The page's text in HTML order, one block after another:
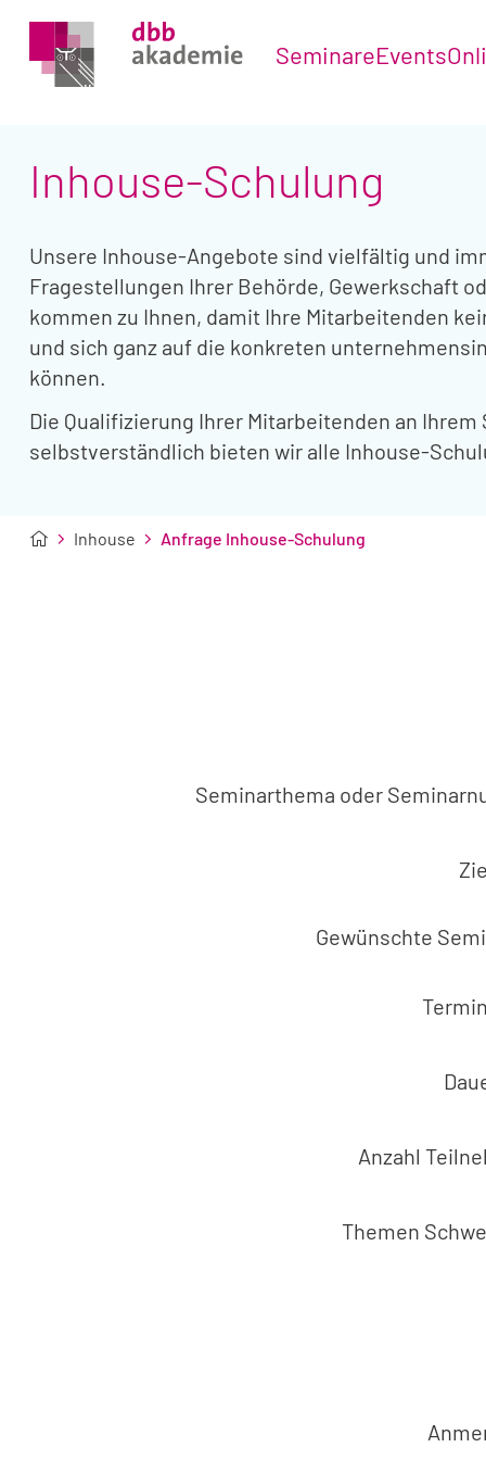
SeminareEvents
Inhouse-Schulung
Unsere Inhouse-Angebote sind vielfältig und
Fragestellungen Ihrer Behörde, Gewerkschaft
kommen zu Ihnen, damit Ihre Mitarbeitenden
und sich ganz auf die konkreten
können.
Die Qualifizierung Ihrer Mitarbeitenden an
selbstverständlich bieten wir alle Inhouse-
Inhouse Anfrage Inhouse-Schulung
Seminarthema oder
Gewünschte
Anzahl
Themen